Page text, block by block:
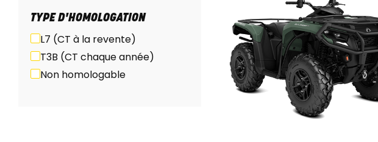
TYPE D'HOMOLOGATION
L7 (CT à la revente)
T3B (CT chaque année)
Non homologable